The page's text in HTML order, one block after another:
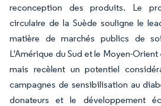
reconception des produits. Le
circulaire de la Suède souligne le
matière de marchés publics de
L'Amérique du Sud et le Moyen-
mais recèlent un potentiel
campagnes de sensibilisation au
donateurs et le développement